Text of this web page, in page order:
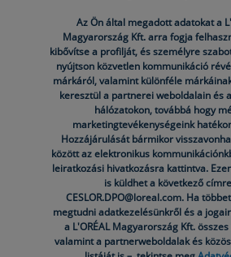
Az Ön által megadott adatokat a
Magyarország Kft. arra fogja
kibővítse a profilját, és személyre
nyújtson közvetlen kommunikáció
márkáról, valamint különféle
keresztül a partnerei weboldalain és
hálózatokon, továbbá hogy
marketingtevékenységeink
Hozzájárulását bármikor
között az elektronikus
leiratkozási hivatkozásra kattintva.
is küldhet a következő
CESLOR.DPO@loreal.com. Ha
megtudni adatkezelésünkről és a
a L'ORÉAL Magyarország Kft.
valamint a partnerweboldalak és
SÜTIK BEÁLLÍTÁSA
FELHASZNÁLÓI
ENGEDÉLYEZÉSI